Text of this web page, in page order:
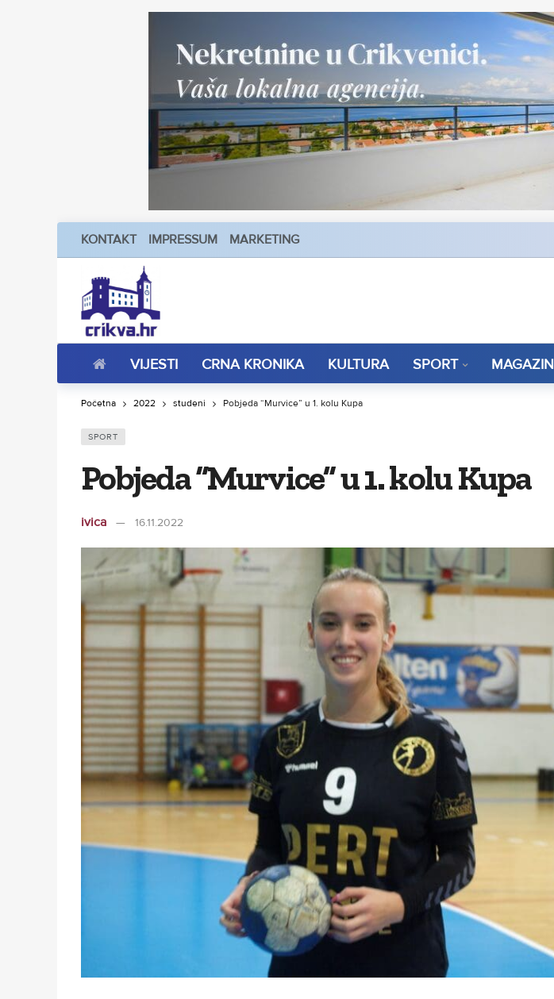
KONTAKT IMPRESSUM MARKETING
VIJESTI CRNA KRONIKA KULTURA SPORT MAGAZIN
Početna 2022 studeni Pobjeda “Murvice” u 1. kolu Kupa
SPORT
Pobjeda “Murvice” u 1. kolu Kupa
ivica 16.11.2022